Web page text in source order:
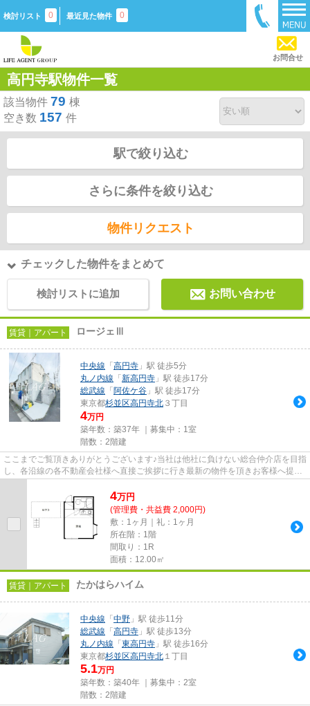
検討リスト 0 最近見た物件 0
お問合せ
高円寺駅物件一覧
該当物件 79 棟
空き数 157 件
駅で絞り込む
さらに条件を絞り込む
物件リクエスト
チェックした物件をまとめて
検討リストに追加 お問い合わせ
賃貸｜アパート ロージェⅢ
中央線 「 高円寺 」駅 徒歩5分
丸ノ内線 「 新高円寺 」駅 徒歩17分
総武線 「 阿佐ケ谷 」駅 徒歩17分
東京都杉並区高円寺北 ３丁目
4万円
築年数：築37年 ｜募集中： 1室
階数：2階建
ここまでご覧頂きありがとうございます♪当社は他社に負けない総合仲介店を目指
し、各沿線の各不動産会社様へ直接ご挨拶に行き最新の物件を頂きお客様へ提供
4万円
(管理費・共益費 2,000円)
敷：1ヶ月｜礼：1ヶ月
所在階：1階
間取り：1R
面積：12.00㎡
賃貸｜アパート たかはらハイム
中央線 「 中野 」駅 徒歩11分
総武線 「 高円寺 」駅 徒歩13分
丸ノ内線 「 東高円寺 」駅 徒歩16分
東京都杉並区高円寺北 １丁目
5.1万円
築年数：築40年 ｜募集中： 2室
階数：2階建